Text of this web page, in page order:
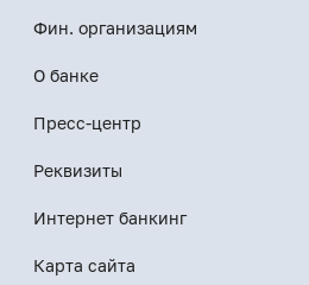
Фин. организациям
О банке
Пресс-центр
Реквизиты
Интернет банкинг
Карта сайта